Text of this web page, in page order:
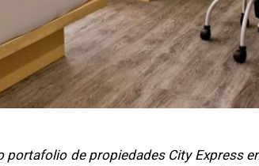
de propiedades City Express